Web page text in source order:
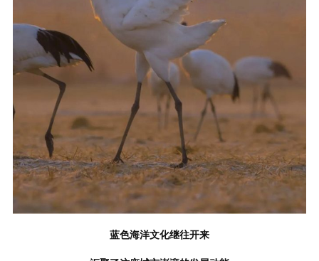
蓝色海洋文化继往开来